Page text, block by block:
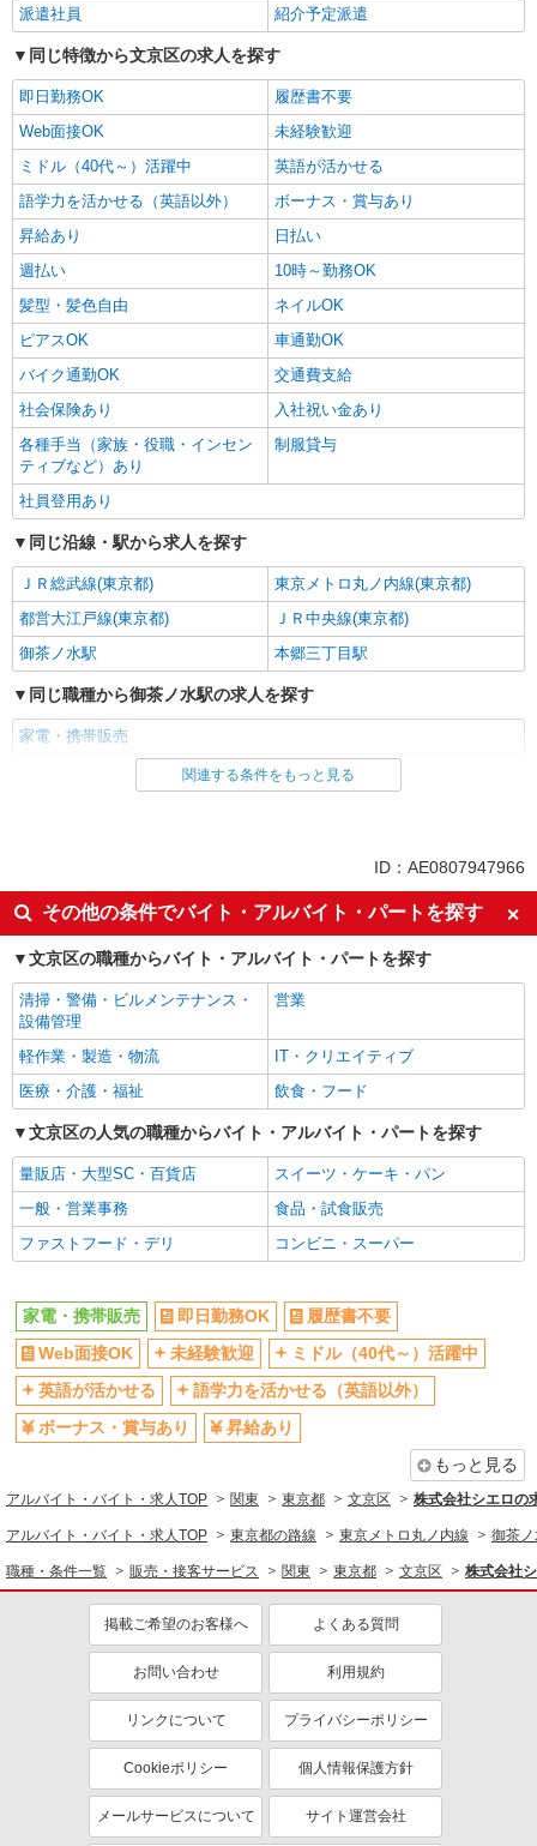
派遣社員 紹介予定派遣
同じ特徴から文京区の求人を探す
即日勤務OK
履歴書不要
Web面接OK
未経験歓迎
ミドル（40代～）活躍中
英語が活かせる
語学力を活かせる（英語以外）
ボーナス・賞与あり
昇給あり
日払い
週払い
10時～勤務OK
髪型・髪色自由
ネイルOK
ピアスOK
車通勤OK
バイク通勤OK
交通費支給
社会保険あり
入社祝い金あり
各種手当（家族・役職・インセン
ティブなど）あり
制服貸与
社員登用あり
同じ沿線・駅から求人を探す
ＪＲ総武線(東京都)
東京メトロ丸ノ内線(東京都)
都営大江戸線(東京都)
ＪＲ中央線(東京都)
御茶ノ水駅
本郷三丁目駅
同じ職種から御茶ノ水駅の求人を探す
家電・携帯販売
同じ雇用形態から御茶ノ水駅の求人を探す
即日勤務OK
履歴書不要
Web面接OK
未経験歓迎
ミドル（40代～）活躍中
英語が活かせる
語学力を活かせる（英語以外）
ボーナス・賞与あり
昇給あり
日払い
週払い
10時～勤務OK
髪型・髪色自由
ネイルOK
ピアスOK
車通勤OK
バイク通勤OK
交通費支給
社会保険あり
入社祝い金あり
各種手当（家族・役職・インセン
制服貸与
社員登用あり
同じ職種から求人を探す
販売・接客サービス
家電・携帯販売
未経験歓迎
ミドル（40代～）活躍中
英語が活かせる
ボーナス・賞与あり
日払い
車通勤OK
社員登用あり
関連する条件をもっと見る
ID：AE0807947966
その他の条件でバイト・アルバイト・パートを探す
文京区の職種からバイト・アルバイト・パートを探す
清掃・警備・ビルメンテナンス・
設備管理
営業
軽作業・製造・物流
IT・クリエイティブ
医療・介護・福祉
飲食・フード
文京区の人気の職種からバイト・アルバイト・パートを探す
量販店・大型SC・百貨店
スイーツ・ケーキ・パン
一般・営業事務
食品・試食販売
ファストフード・デリ
コンビニ・スーパー
家電・携帯販売 即日勤務OK
履歴書不要
Web面接OK
未経験歓迎
ミドル（40代～）活躍中
英語が活かせる
語学力を活かせる（英語以外）
ボーナス・賞与あり
昇給あり
もっと見る
アルバイト・バイト・求人TOP 関東 東京都 文京区 株式会社シエロの
アルバイト・バイト・求人TOP 東京都の路線 東京メトロ丸ノ内線 御茶
職種・条件一覧 販売・接客サービス 関東 東京都 文京区 株式会社
掲載ご希望のお客様へ よくある質問
お問い合わせ 利用規約
リンクについて プライバシーポリシー
Cookieポリシー 個人情報保護方針
メールサービスについて サイト運営会社